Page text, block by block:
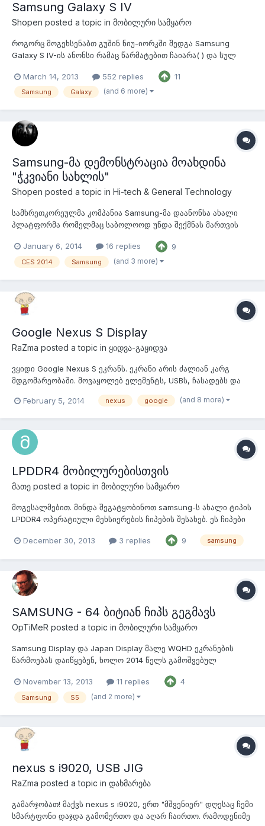
Samsung Galaxy S IV
Shopen posted a topic in მობილური სამყარო
როგორც მოგეხსენაბთ გუშინ ნიუ-იორკში შედგა Samsung
Galaxy S IV-ის ანონსი რამაც წარმატებით ჩაიარა( ) და სულ
გამოიყურება: პროცესორი: Exynos 5410 1,8GHz 8 ბირთვიანი
ვიდეოამაჩქარებელი: PowerVR SGX 544MP3 (Qualcomm
March 14, 2013 552 replies 11
Samsung Galaxy (and 6 more)
Samsung-მა დემონსტრაცია მოახდინა
"ჭკვიანი სახლის"
Shopen posted a topic in Hi-tech & General Technology
სამხრეთკორეულმა კომპანია Samsung-მა დაანონსა ახალი
პლატფორმა რომელმაც საბოლოოდ უნდა შექმნას მართვის
საყოფაცხოვრებო ტექნიკიდან მათ შორის თუნდაც სარეცხი
მანქანიდან დამთავრებული სმარტფონითა და "ჭკვიანი
January 6, 2014 16 replies 9
CES 2014 Samsung (and 3 more)
Google Nexus S Display
RaZma posted a topic in ყიდვა-გაყიდვა
ვყიდი Google Nexus S ეკრანს. ეკრანი არის ძალიან კარგ
მდგომარეობაში. მოვაყოლებ ელემენტს, USBს, ჩასადებს და
February 5, 2014
nexus google (and 8 more)
LPDDR4 მობილურებისთვის
მათე posted a topic in მობილური სამყარო
მოგესალმებით. მინდა შეგატყობინოთ samsung-ს ახალი ტიპის
LPDDR4 ოპერატიული მეხსიერების ჩიპების შესახებ. ეს ჩიპები
განაპირობებს იმას რომ თითოეულზე შესაძლებელია 1 GB
December 30, 2013 3 replies 9 samsung
SAMSUNG - 64 ბიტიან ჩიპს გეგმავს
OpTiMeR posted a topic in მობილური სამყარო
Samsung Display და Japan Display მალე WQHD ეკრანების
წარმოებას დაიწყებენ, ხოლო 2014 წელს გამოშვებულ
გვამცნობენ იმაზე, რომ სმართფონებზე 16 მეგაპიქელიანი
კამერის ჩაყენებას გეგმავენ.. ოთხშაბათს Samsung-მა ისაუბრა
November 13, 2013 11 replies 4
Samsung S5 (and 2 more)
nexus s i9020, USB JIG
RaZma posted a topic in დახმარება
გამარჯობათ! მაქვს nexus s i9020, ერთ "მშვენიერ" დღესაც ჩემი
სმარტფონი დაჯდა გამომერთო და აღარ ჩაირთო. რამოდენიმე